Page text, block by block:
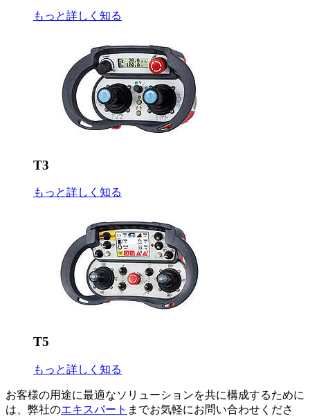
もっと詳しく知る
T3
もっと詳しく知る
T5
もっと詳しく知る
お客様の用途に最適なソリューションを共に構成するために
は、弊社のエキスパート までお気軽にお問い合わせくださ